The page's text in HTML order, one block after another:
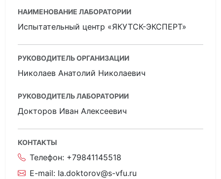
НАИМЕНОВАНИЕ ЛАБОРАТОРИИ
Испытательный центр «ЯКУТСК-ЭКСПЕРТ»
РУКОВОДИТЕЛЬ ОРГАНИЗАЦИИ
Николаев Анатолий Николаевич
РУКОВОДИТЕЛЬ ЛАБОРАТОРИИ
Докторов Иван Алексеевич
КОНТАКТЫ
Телефон: +79841145518
E-mail: Ia.doktorov@s-vfu.ru